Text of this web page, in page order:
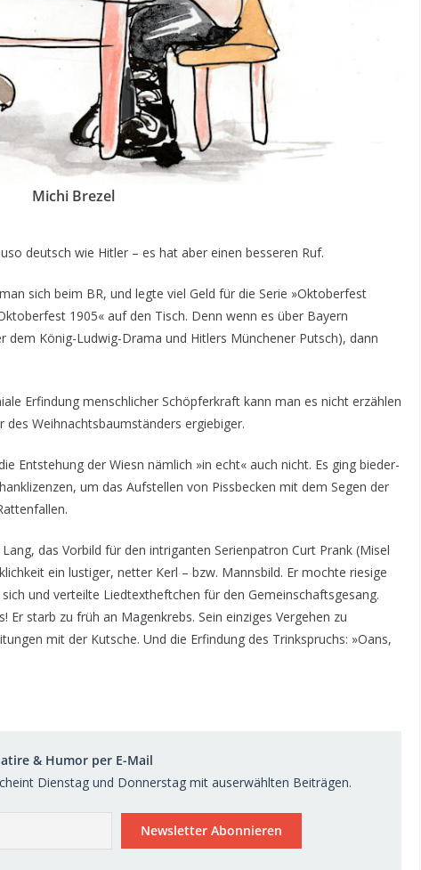
Michi Brezel
deutsch wie Hitler – es hat aber einen besseren Ruf.
sich beim BR, und legte viel Geld für die Serie »Oktoberfest
1905« auf den Tisch. Denn wenn es über Bayern
dem König-Ludwig-Drama und Hitlers Münchener Putsch), dann
Erfindung menschlicher Schöpferkraft kann man es nicht erzählen
Weihnachtsbaumständers ergiebiger.
Entstehung der Wiesn nämlich »in echt« auch nicht. Es ging bieder-
um das Aufstellen von Pissbecken mit dem Segen der
das Vorbild für den intriganten Serienpatron Curt Prank (Misel
ein lustiger, netter Kerl – bzw. Mannsbild. Er mochte riesige
und verteilte Liedtextheftchen für den Gemeinschaftsgesang.
Er starb zu früh an Magenkrebs. Sein einziges Vergehen zu
mit der Kutsche. Und die Erfindung des Trinkspruchs: »Oans,
& Humor per E-Mail
Dienstag und Donnerstag mit auserwählten Beiträgen.